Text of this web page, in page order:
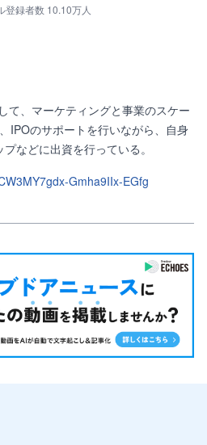
登録者数 10.10万人
て、マーケティングと事業のスケー
IPOのサポートを行いながら、自身
などに出資を行っている。
Gmha9IIx-EGfg